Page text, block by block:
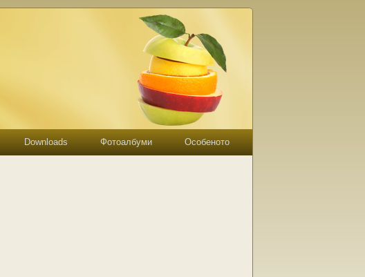
Downloads Фотоалбуми Особеното